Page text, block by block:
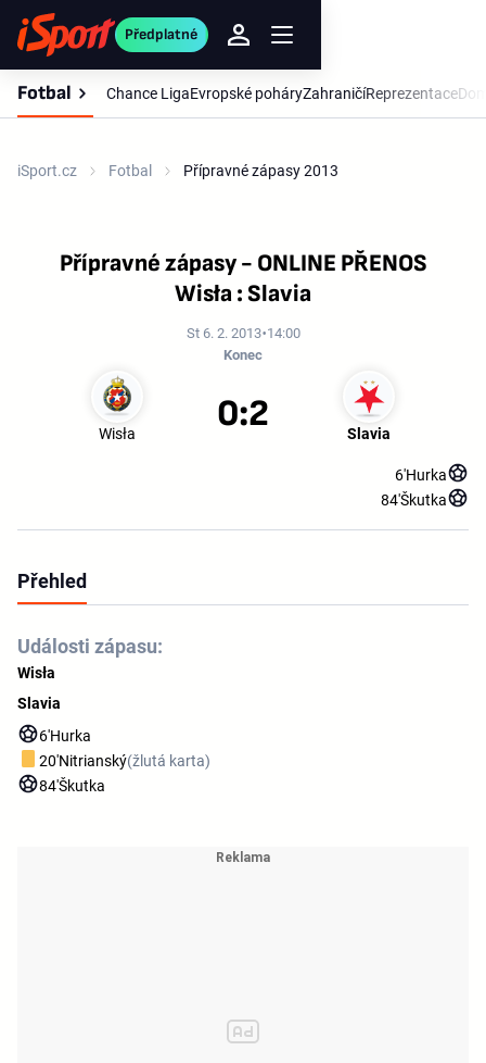
Předplatné
Fotbal Chance LigaEvropské poháryZahraničíReprezentace
iSport.cz Fotbal Přípravné zápasy 2013
Přípravné zápasy - ONLINE PŘENOS
Wisła : Slavia
St 6. 2. 2013 14:00
Konec
Wisła Slavia
0:2
6'Hurka
84'Škutka
Přehled
Události zápasu:
Wisła
Slavia
6'Hurka
20'Nitrianský(žlutá karta)
84'Škutka